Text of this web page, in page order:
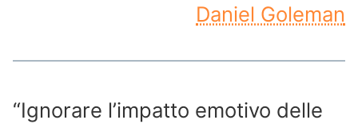
Daniel Goleman
“Ignorare l’impatto emotivo delle